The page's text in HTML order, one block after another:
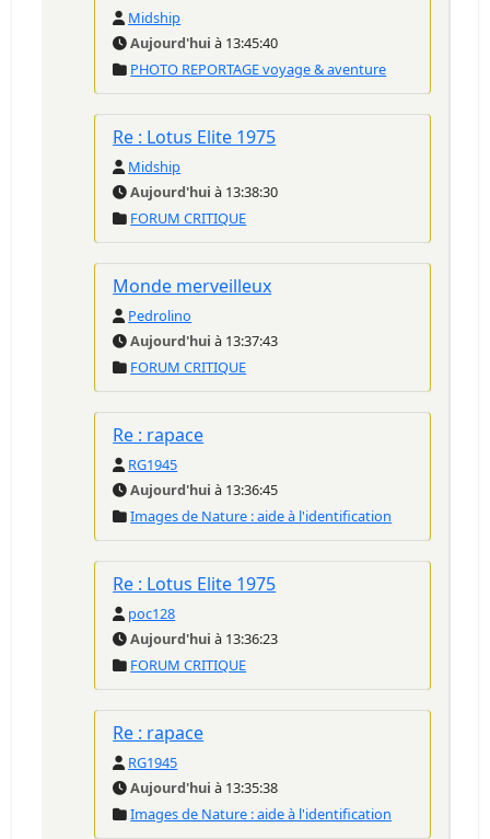
Midship
Aujourd'hui à 13:45:40
PHOTO REPORTAGE voyage & aventure
Re : Lotus Elite 1975
Midship
Aujourd'hui à 13:38:30
FORUM CRITIQUE
Monde merveilleux
Pedrolino
Aujourd'hui à 13:37:43
FORUM CRITIQUE
Re : rapace
RG1945
Aujourd'hui à 13:36:45
Images de Nature : aide à l'identification
Re : Lotus Elite 1975
poc128
Aujourd'hui à 13:36:23
FORUM CRITIQUE
Re : rapace
RG1945
Aujourd'hui à 13:35:38
Images de Nature : aide à l'identification